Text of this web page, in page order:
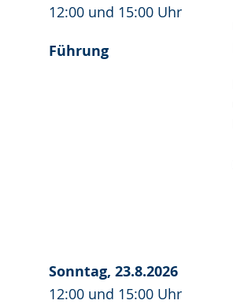
12:00 und 15:00 Uhr
Führung
Sonntag, 23.8.2026
12:00 und 15:00 Uhr